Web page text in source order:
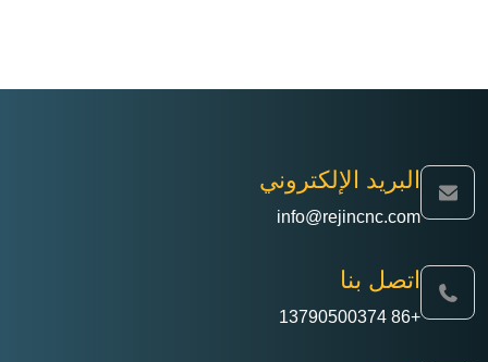
البريد الإلكتروني
info@rejincnc.com
اتصل بنا
+86 13790500374